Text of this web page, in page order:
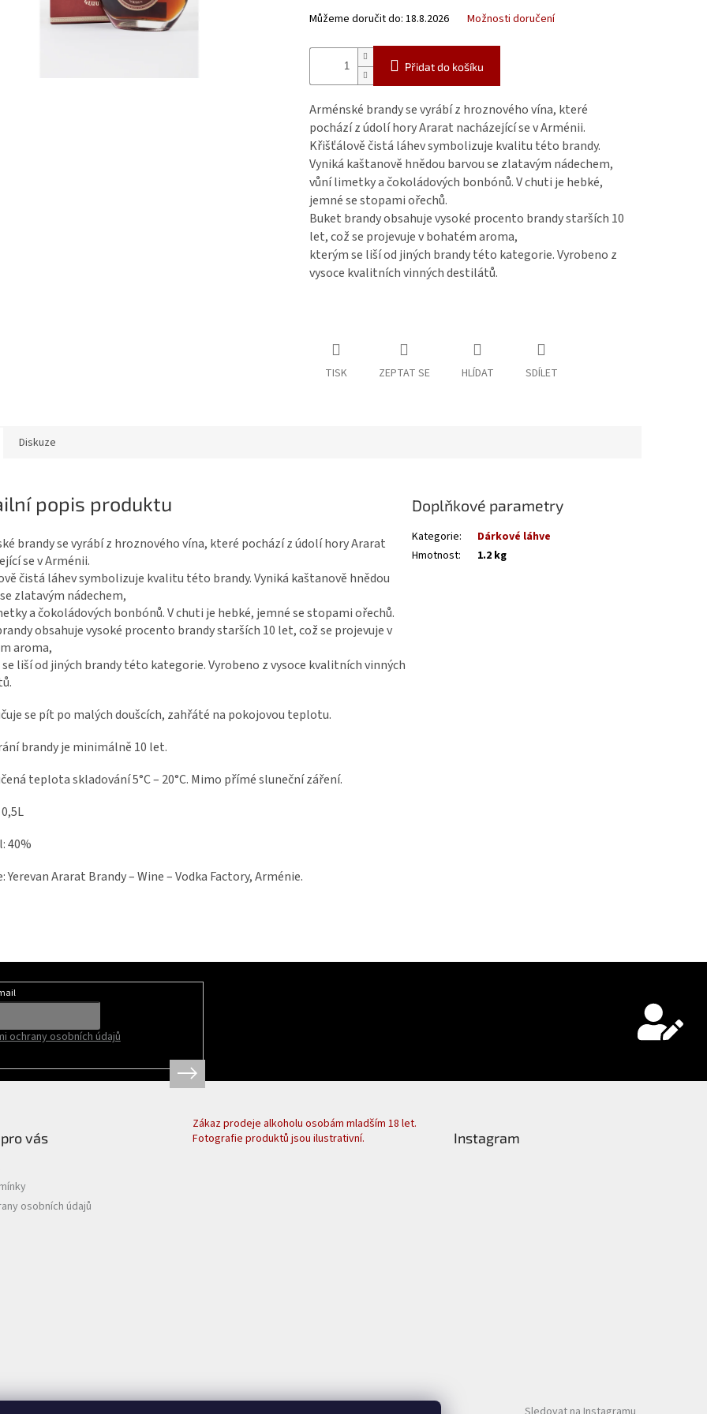
Můžeme doručit do: 18.8.2026 Možnosti doručení
Přidat do košíku
Arménské brandy se vyrábí z hroznového vína, které
pochází z údolí hory Ararat nacházející se v Arménii.
Křišťálově čistá láhev symbolizuje kvalitu této brandy.
Vyniká kaštanově hnědou barvou se zlatavým nádechem,
vůní limetky a čokoládových bonbónů. V chuti je hebké,
jemné se stopami ořechů.
Buket brandy obsahuje vysoké procento brandy starších 10
let, což se projevuje v bohatém aroma,
kterým se liší od jiných brandy této kategorie. Vyrobeno z
vysoce kvalitních vinných destilátů.
TISK ZEPTAT SE HLÍDAT SDÍLET
Diskuze
popis produktu
brandy se vyrábí z hroznového vína, které pochází z údolí hory Ararat
se v Arménii.
čistá láhev symbolizuje kvalitu této brandy. Vyniká kaštanově hnědou
zlatavým nádechem,
a čokoládových bonbónů. V chuti je hebké, jemné se stopami ořechů.
obsahuje vysoké procento brandy starších 10 let, což se projevuje v
aroma,
liší od jiných brandy této kategorie. Vyrobeno z vysoce kvalitních vinných
se pít po malých doušcích, zahřáté na pokojovou teplotu.
brandy je minimálně 10 let.
teplota skladování 5°C – 20°C. Mimo přímé sluneční záření.
40%
Yerevan Ararat Brandy – Wine – Vodka Factory, Arménie.
Doplňkové parametry
Kategorie:
Dárkové láhve
Hmotnost: 1.2 kg
ochrany osobních údajů
vás
osobních údajů
Zákaz prodeje alkoholu osobám mladším 18 let.
Fotografie produktů jsou ilustrativní.
Instagram